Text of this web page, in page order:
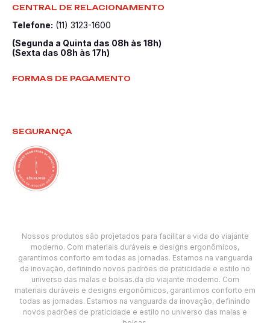
CENTRAL DE RELACIONAMENTO
Telefone: (11) 3123-1600
(Segunda a Quinta das 08h às 18h)
(Sexta das 08h às 17h)
FORMAS DE PAGAMENTO
SEGURANÇA
Nossos produtos são projetados para facilitar a vida do viajante
moderno. Com materiais duráveis e designs ergonômicos,
garantimos conforto em todas as jornadas. Estamos na vanguarda
da inovação, definindo novos padrões de praticidade e estilo no
universo das malas e bolsas.da do viajante moderno. Com
materiais duráveis e designs ergonômicos, garantimos conforto em
todas as jornadas. Estamos na vanguarda da inovação, definindo
novos padrões de praticidade e estilo no universo das malas e